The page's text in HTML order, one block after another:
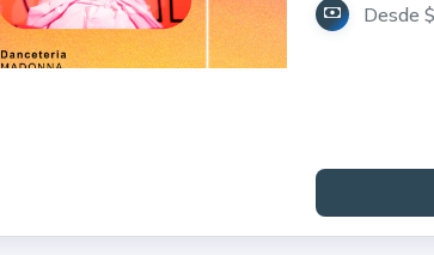
Desde